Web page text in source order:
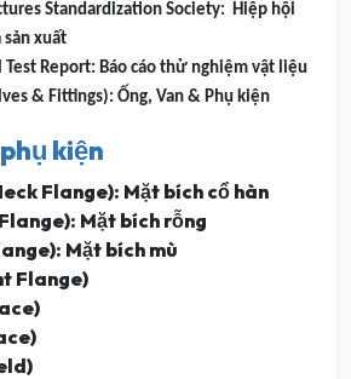
Standardization Society: Hiệp hội
sản xuất
Test Report: Báo cáo thử nghiệm vật liệu
& Fittings): Ống, Van & Phụ kiện
kiện
Flange): Mặt bích cổ hàn
Mặt bích rỗng
Mặt bích mù
Flange)